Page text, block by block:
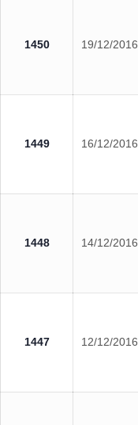
1450 19/12/2016
1449 16/12/2016
1448 14/12/2016
1447 12/12/2016